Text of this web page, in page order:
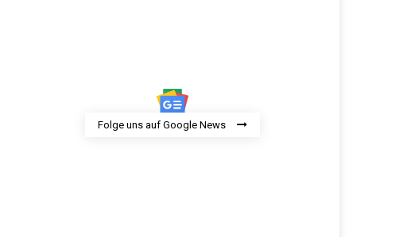
Folge uns auf Google News